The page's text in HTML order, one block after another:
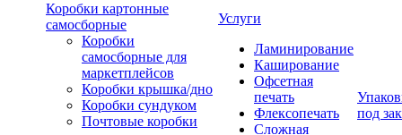
Коробки картонные
самосборные
Коробки
самосборные для
маркетплейсов
Коробки крышка/дно
Коробки сундуком
Почтовые коробки
Услуги
Ламинирование
Каширование
Офсетная
печать
Флексопечать
Сложная
под